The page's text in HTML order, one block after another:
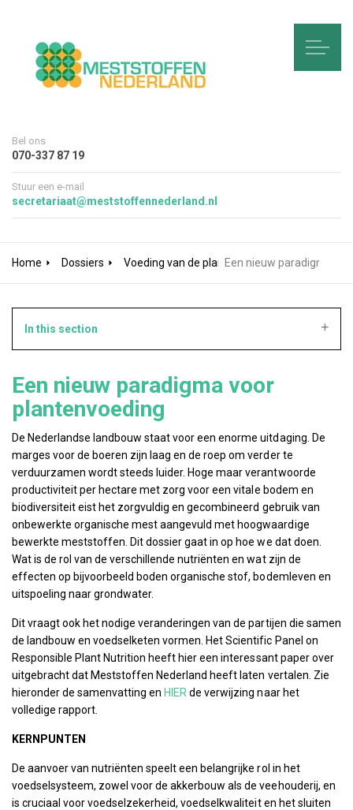
Bel ons
070-337 87 19
Stuur een e-mail
secretariaat@meststoffennederland.nl
Home Dossiers Voeding van de plantEen nieuw paradigma
In this section
Een nieuw paradigma voor
plantenvoeding
De Nederlandse landbouw staat voor een enorme uitdaging. De
marges voor de boeren zijn laag en de roep om verder te
verduurzamen wordt steeds luider. Hoge maar verantwoorde
productiviteit per hectare met zorg voor een vitale bodem en
biodiversiteit eist het zorgvuldig en gecombineerd gebruik van
onbewerkte organische mest aangevuld met hoogwaardige
bewerkte meststoffen. Dit dossier gaat in op hoe we dat doen.
Wat is de rol van de verschillende nutriënten en wat zijn de
effecten op bijvoorbeeld boden organische stof, bodemleven en
uitspoeling naar grondwater.
Dit vraagt ook het nodige veranderingen van de partijen die samen
de landbouw en voedselketen vormen. Het Scientific Panel on
Responsible Plant Nutrition heeft hier een interessant paper over
uitgebracht dat Meststoffen Nederland heeft laten vertalen. Zie
hieronder de samenvatting en HIER de verwijzing naar het
volledige rapport.
KERNPUNTEN
De aanvoer van nutriënten speelt een belangrijke rol in het
voedselsysteem, zowel voor de akkerbouw als de veehouderij, en
is cruciaal voor voedselzekerheid, voedselkwaliteit en het sluiten